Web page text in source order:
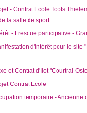
- Contrat Ecole Toots
la salle de sport
- Fresque participative -
d'intérêt pour le site
et Contrat d'Ilot "Courtrai-
Contrat Ecole
temporaire - Ancienne